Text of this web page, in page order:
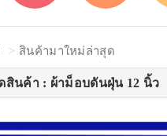
สินค้ามาใหม่ล่าสุด
สินค้า : ผ้าม็อบดันฝุ่น 12 นิ้ว